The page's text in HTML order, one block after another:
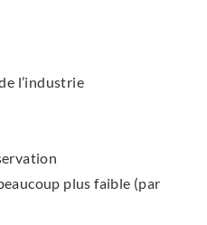
l’industrie
plus faible (par